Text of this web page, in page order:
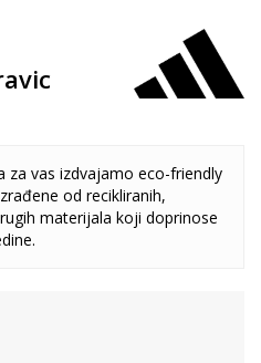
za vas izdvajamo eco-friendly
od recikliranih,
materijala koji doprinose